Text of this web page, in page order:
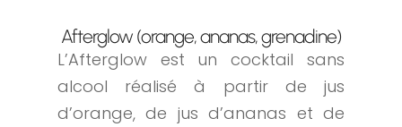
Afterglow (orange, ananas, grenadine)
L’Afterglow est un cocktail sans
alcool réalisé à partir de jus
d’orange, de jus d’ananas et de